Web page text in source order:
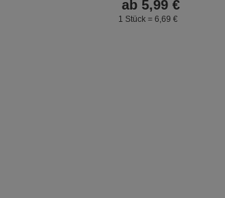
ab 5,99 €
1 Stück = 6, 69 €